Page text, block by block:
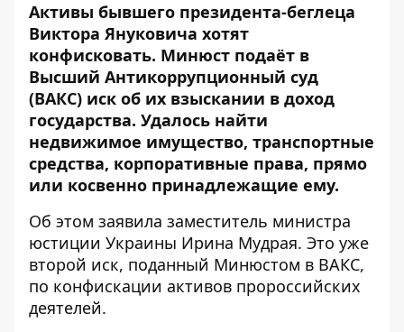
Активы бывшего президента-беглеца
Виктора Януковича хотят
конфисковать. Минюст подаёт в
Высший Антикоррупционный суд
(ВАКС) иск об их взыскании в доход
государства. Удалось найти
недвижимое имущество, транспортные
средства, корпоративные права, прямо
или косвенно принадлежащие ему.
Об этом заявила заместитель министра
юстиции Украины Ирина Мудрая. Это уже
второй иск, поданный Минюстом в ВАКС,
по конфискации активов пророссийских
деятелей.